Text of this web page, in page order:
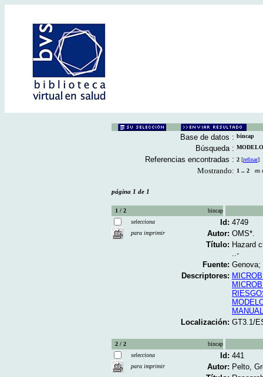
Base de datos : bincap
Búsqueda :
Referencias encontradas : 2 [refinar]
Mostrando: 1 .. 2 en
página 1 de 1
1 / 2
bincap
selecciona
para imprimir
Id: 4749
Autor: OMS*.
Título: Hazard
..-
Fuente:
Descriptores:
Localización: GT3.1/
2 / 2
bincap
selecciona
para imprimir
Id: 441
Autor: Pelto,